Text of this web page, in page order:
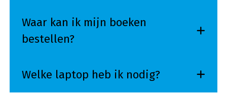
Waar kan ik mijn boeken
bestellen?
Welke laptop heb ik nodig?